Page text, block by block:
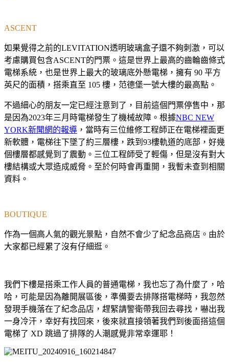
ASCENT
如果覺得之前的LEVITATION透明玻璃盒子還不夠刺激，可以
考慮購買包含ASCENT的門票。這是世界上最高的齒輪齒條式
電梯系統，也是世界上最大的玻璃底外懸電梯，擁有 90 平方
英尺的面積，搭乘直至 105 樓，范德堡一號大樓的最高點。
不過細心的朋友一定已經注意到了，目前這個門票停售中，那
是因為2023年三月時電梯發生了機械故障。根據NBC NEW
YORK新聞網的報導 ，當時有三位維修工程師正在電梯裡面更
新軟體，電梯往下墜了約三層樓，跌到93樓軌道的底部，好幾
個樓層都感覺到了震動。三位工程師受了輕傷，但是沒有對大
樓結構或大眾造成威脅。至於何時會再重開，我暫未查到相關
資料。
BOUTIQUE
作為一個高人氣的觀光景點，自然不會少了紀念品商店。由於
大家都已經累了沒有仔細逛。
我們下樓是搭乘工作人員的普通電梯，我也忘了為什麼了，哈
哈，可能是因為離開展區後，準備要去排隊搭電梯時，我忽然
發現手機落在了紀念品店，趕緊請警衛帶我回去尋找，嚇出我
一身冷汗，幸好有找回來，後來就直接領著我們到後面搭這個
電梯了 XD 跳過了排隊的人潮感覺非常幸運耶！